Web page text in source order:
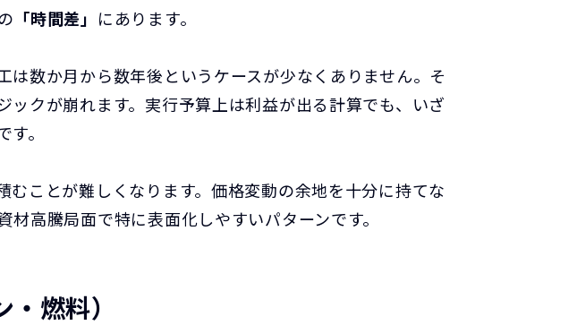
「時間差」 にあります。
数か月から数年後というケースが少なくありません。そ
クが崩れます。実行予算上は利益が出る計算でも、いざ
。
ことが難しくなります。価格変動の余地を十分に持てな
高騰局面で特に表面化しやすいパターンです。
燃料）